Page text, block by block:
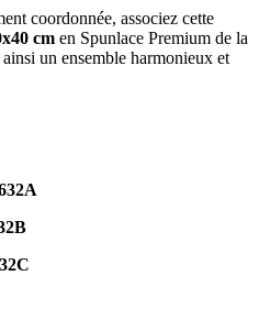
coordonnée, associez cette
cm en Spunlace Premium de la
un ensemble harmonieux et